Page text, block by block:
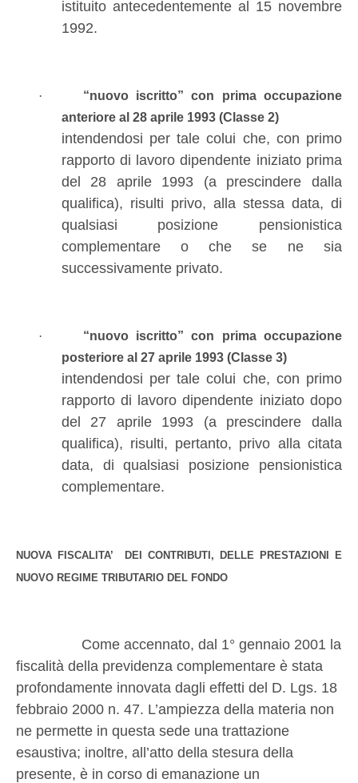
istituito antecedentemente al 15 novembre
1992.
·
“nuovo iscritto” con prima occupazione
anteriore al 28 aprile 1993 (Classe 2)
intendendosi per tale colui che, con primo
rapporto di lavoro dipendente iniziato prima
del 28 aprile 1993 (a prescindere dalla
qualifica), risulti privo, alla stessa data, di
qualsiasi posizione pensionistica
complementare o che se ne sia
successivamente privato.
·
“nuovo iscritto” con prima occupazione
posteriore al 27 aprile 1993 (Classe 3)
intendendosi per tale colui che, con primo
rapporto di lavoro dipendente iniziato dopo
del 27 aprile 1993 (a prescindere dalla
qualifica), risulti, pertanto, privo alla citata
data, di qualsiasi posizione pensionistica
complementare.
NUOVA FISCALITA’
DEI CONTRIBUTI, DELLE PRESTAZIONI E
NUOVO REGIME TRIBUTARIO DEL FONDO
Come accennato, dal 1° gennaio 2001 la
fiscalità della previdenza complementare è stata
profondamente innovata dagli effetti del D. Lgs. 18
febbraio 2000 n. 47. L’ampiezza della materia non
ne permette in questa sede una trattazione
esaustiva; inoltre, all’atto della stesura della
presente, è in corso di emanazione un